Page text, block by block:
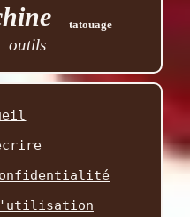
tatouage
outils